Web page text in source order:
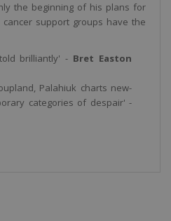
the beginning of his plans for
support groups have the
brilliantly' - Bret Easton
Palahiuk charts new-
categories of despair' -